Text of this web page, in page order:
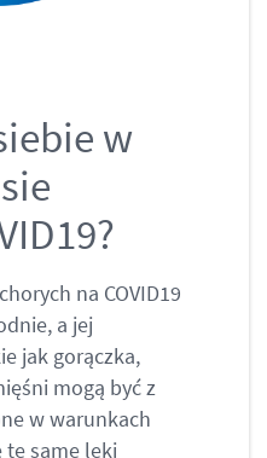
w
na COVID19
a jej
jak gorączka,
mogą być z
w warunkach
te same leki